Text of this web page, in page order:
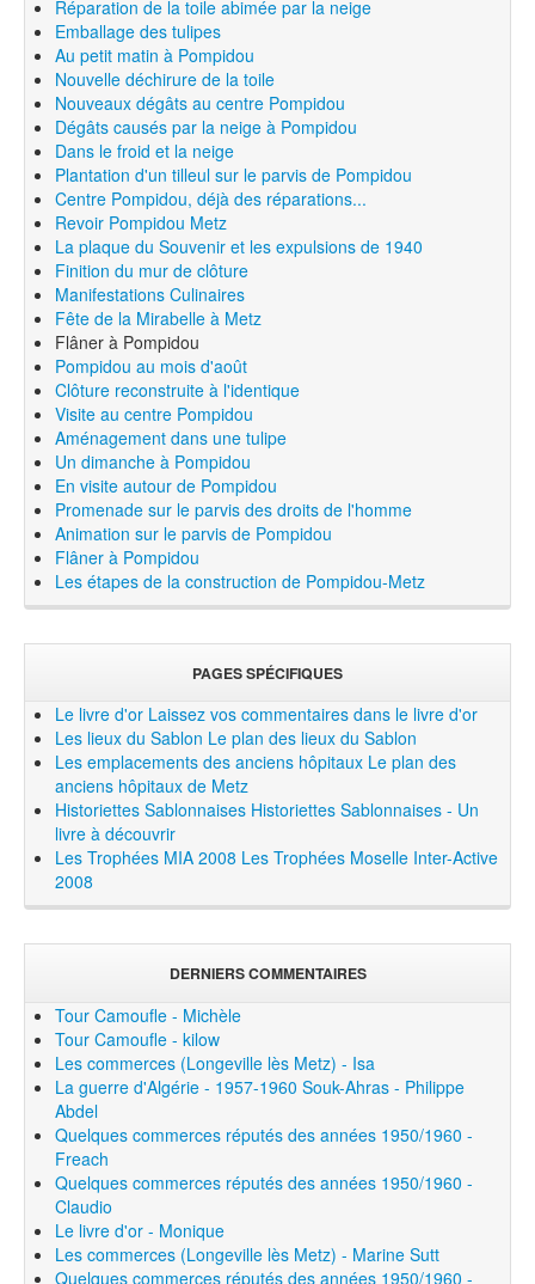
Réparation de la toile abimée par la neige
Emballage des tulipes
Au petit matin à Pompidou
Nouvelle déchirure de la toile
Nouveaux dégâts au centre Pompidou
Dégâts causés par la neige à Pompidou
Dans le froid et la neige
Plantation d'un tilleul sur le parvis de Pompidou
Centre Pompidou, déjà des réparations...
Revoir Pompidou Metz
La plaque du Souvenir et les expulsions de 1940
Finition du mur de clôture
Manifestations Culinaires
Fête de la Mirabelle à Metz
Flâner à Pompidou
Pompidou au mois d'août
Clôture reconstruite à l'identique
Visite au centre Pompidou
Aménagement dans une tulipe
Un dimanche à Pompidou
En visite autour de Pompidou
Promenade sur le parvis des droits de l'homme
Animation sur le parvis de Pompidou
Flâner à Pompidou
Les étapes de la construction de Pompidou-Metz
PAGES SPÉCIFIQUES
Le livre d'or Laissez vos commentaires dans le livre d'or
Les lieux du Sablon Le plan des lieux du Sablon
Les emplacements des anciens hôpitaux Le plan des
anciens hôpitaux de Metz
Historiettes Sablonnaises Historiettes Sablonnaises - Un
livre à découvrir
Les Trophées MIA 2008 Les Trophées Moselle Inter-Active
2008
DERNIERS COMMENTAIRES
Tour Camoufle - Michèle
Tour Camoufle - kilow
Les commerces (Longeville lès Metz) - Isa
La guerre d'Algérie - 1957-1960 Souk-Ahras - Philippe
Abdel
Quelques commerces réputés des années 1950/1960 -
Freach
Quelques commerces réputés des années 1950/1960 -
Claudio
Le livre d'or - Monique
Les commerces (Longeville lès Metz) - Marine Sutt
Quelques commerces réputés des années 1950/1960 -